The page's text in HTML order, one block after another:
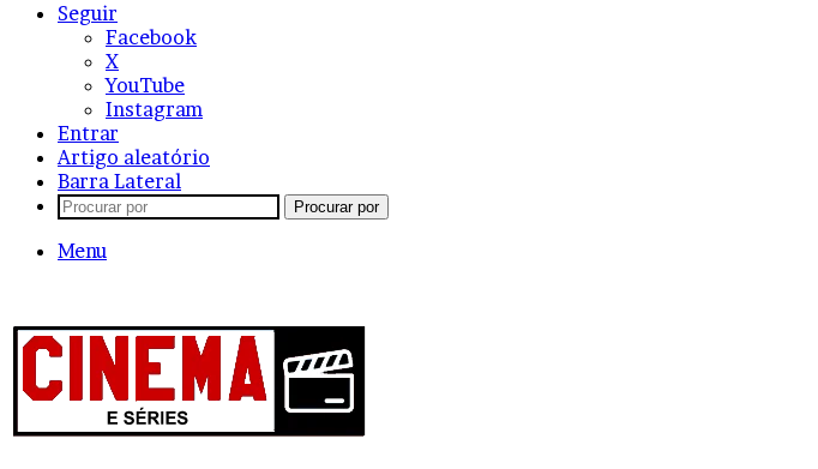
Seguir
Facebook
X
YouTube
Instagram
Entrar
Artigo aleatório
Barra Lateral
Procurar por
Menu